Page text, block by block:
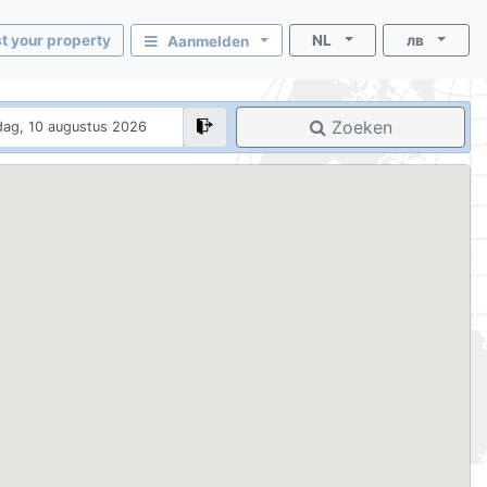
your property Aanmelden NL лв
Zoeken